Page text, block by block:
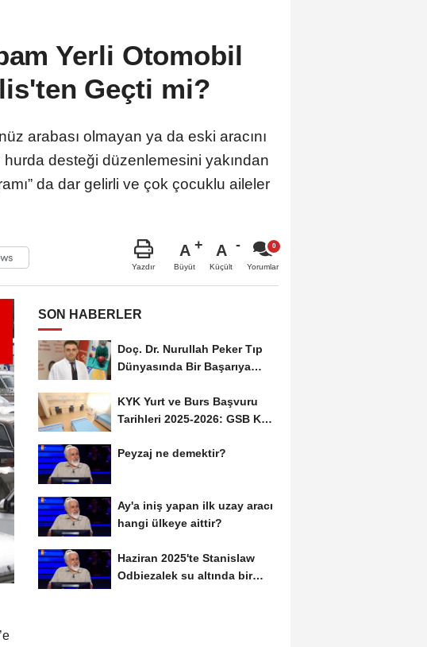
Yerli Otomobil
Geçti mi?
arabası olmayan ya da eski aracını
hurda desteği düzenlemesini yakından
da dar gelirli ve çok çocuklu aileler
Yazdır
A
Büyüt
A
Küçült Yorumlar
SON HABERLER
Doç. Dr. Nurullah Peker Tıp
Dünyasında Bir Başarıya
KYK Yurt ve Burs Başvuru
Tarihleri 2025-2026: GSB KYK
Peyzaj ne demektir?
Ay'a iniş yapan ilk uzay aracı
hangi ülkeye aittir?
Haziran 2025'te Stanislaw
Odbiezalek su altında bir